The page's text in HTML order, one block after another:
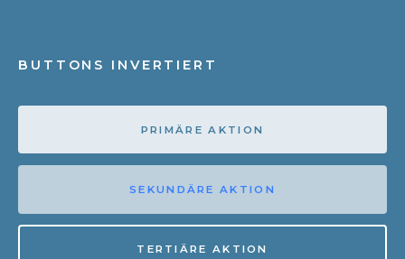
BUTTONS INVERTIERT
PRIMÄRE AKTION
SEKUNDÄRE AKTION
TERTIÄRE AKTION